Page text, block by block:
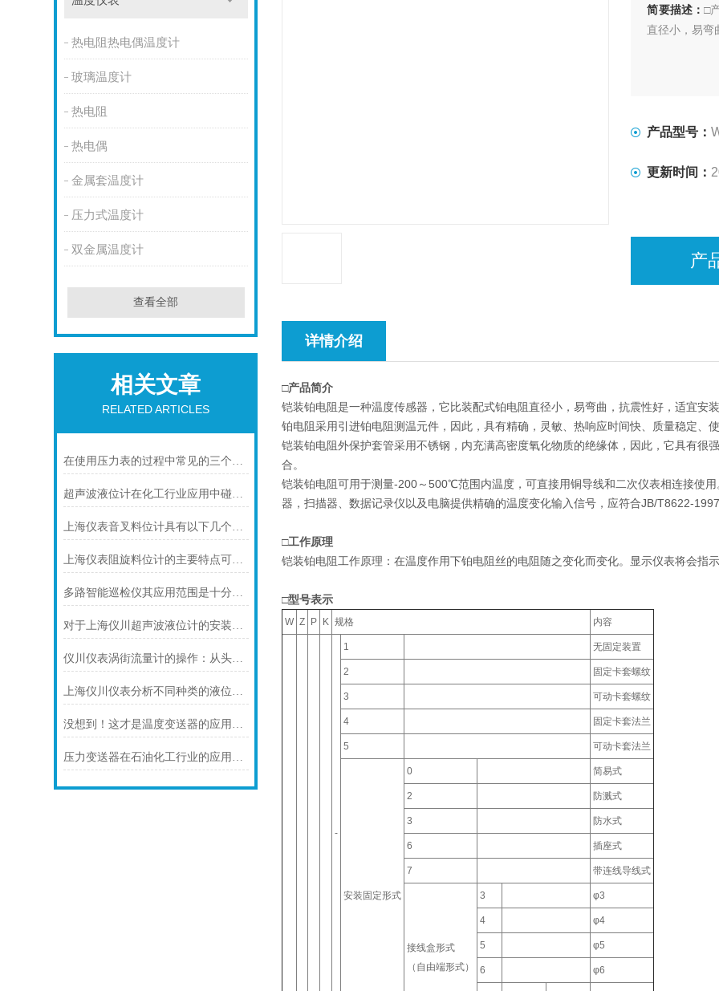
热电阻热电偶温度计
玻璃温度计
热电阻
热电偶
金属套温度计
压力式温度计
双金属温度计
查看全部
相关文章
RELATED ARTICLES
在使用压力表的过程中常见的三个问题及解决方法
超声波液位计在化工行业应用中碰到的常见问题及解决方案
上海仪表音叉料位计具有以下几个主要的用途
上海仪表阻旋料位计的主要特点可归纳如下
多路智能巡检仪其应用范围是十分广泛的
对于上海仪川超声波液位计的安装原理你可知晓！
仪川仪表涡街流量计的操作：从头开始学
上海仪川仪表分析不同种类的液位变送器
没想到！这才是温度变送器的应用特点！
压力变送器在石油化工行业的应用说明
简要描述：□
直径小，易弯
产品型号：
更新时间：
产
详情介绍
□产品简介
铠装铂电阻是一种温度传感器，它比装配式铂电阻直径小，易弯曲，抗震性好，适宜安
铂电阻采用引进铂电阻测温元件，因此，具有精确，灵敏、热响应时间快、质量稳定、
铠装铂电阻外保护套管采用不锈钢，内充满高密度氧化物质的绝缘体，因此，它具有很
合。
铠装铂电阻可用于测量-200～500℃范围内温度，可直接用铜导线和二次仪表相连接使
器，扫描器、数据记录仪以及电脑提供精确的温度变化输入信号，应符合JB/T8622-
□工作原理
铠装铂电阻工作原理：在温度作用下铂电阻丝的电阻随之变化而变化。显示仪表将会指
□型号表示
W Z P K 规格 内容
-
1 无固定装置
2 固定卡套螺纹
3 可动卡套螺纹
4 固定卡套法兰
5 可动卡套法兰
安装固定形式
0 简易式
2 防溅式
3 防水式
6 插座式
7 带连线导线式
接线盒形式
（自由端形式）
3 φ3
4 φ4
5 φ5
6 φ6